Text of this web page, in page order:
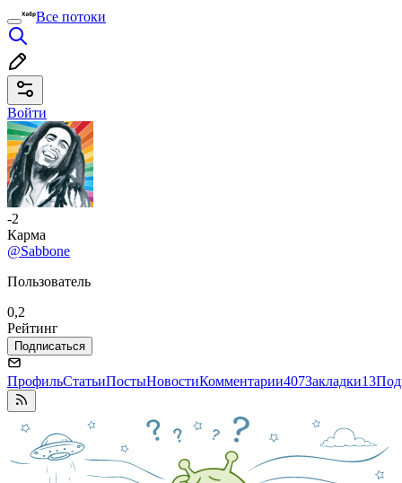
Все потоки
Войти
-2
Карма
@Sabbone
Пользователь
0,2
Рейтинг
Подписаться
ПрофильСтатьиПостыНовостиКомментарии407Закладки13